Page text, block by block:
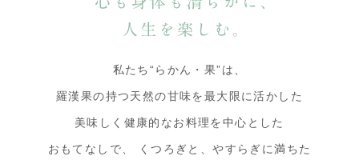
私たち“らかん・果”は、
羅漢果の持つ天然の甘味を最大限に活かした
美味しく健康的なお料理を中心とした
おもてなしで、 くつろぎと、やすらぎに満ちた